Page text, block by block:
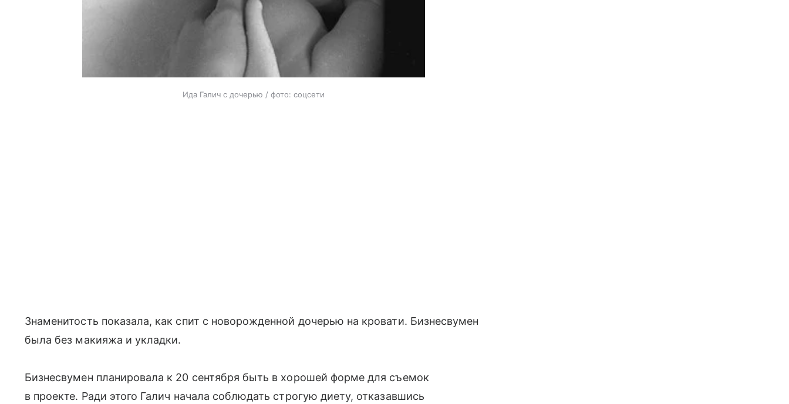
Ида Галич с дочерью / фото: соцсети
Знаменитость показала, как спит с новорожденной дочерью на кровати. Бизнесвумен
была без макияжа и укладки.
Бизнесвумен планировала к 20 сентября быть в хорошей форме для съемок
в проекте. Ради этого Галич начала соблюдать строгую диету, отказавшись